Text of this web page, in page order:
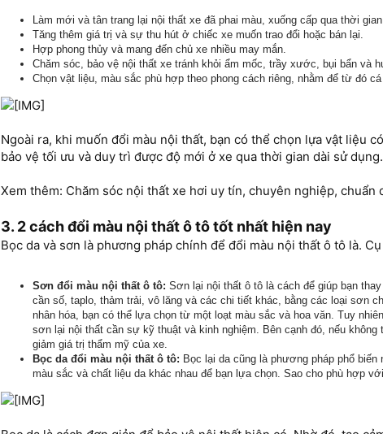
Làm mới và tân trang lại nội thất xe đã phai màu, xuống cấp qua thời
Tăng thêm giá trị và sự thu hút ở chiếc xe muốn trao đổi hoặc bán lại.
Hợp phong thủy và mang đến chủ xe nhiều may mắn.
Chăm sóc, bảo vệ nội thất xe tránh khỏi ẩm mốc, trầy xước, bụi bẩn và
Chọn vật liệu, màu sắc phù hợp theo phong cách riêng, nhằm để từ đó
Ngoài ra, khi muốn đổi màu nội thất, bạn có thể chọn lựa vật liệu
bảo vệ tối ưu và duy trì được độ mới ở xe qua thời gian dài sử dụng.
Xem thêm: Chăm sóc nội thất xe hơi uy tín, chuyên nghiệp, chuẩn
3. 2 cách đổi màu nội thất ô tô tốt nhất hiện nay
Bọc da và sơn là phương pháp chính để đổi màu nội thất ô tô là.
Sơn đổi màu nội thất ô tô: Sơn lại nội thất ô tô là cách để giúp bạn
cần số, taplo, thảm trải, vô lăng và các chi tiết khác, bằng các loại sơn
nhân hóa, bạn có thể lựa chọn từ một loạt màu sắc và hoa văn. Tuy
sơn lại nội thất cần sự kỹ thuật và kinh nghiệm. Bên cạnh đó, nếu không
giảm giá trị thẩm mỹ của xe.
Bọc da đổi màu nội thất ô tô: Bọc lại da cũng là phương pháp phổ
màu sắc và chất liệu da khác nhau để bạn lựa chọn. Sao cho phù hợp